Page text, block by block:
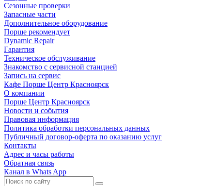
Сезонные проверки
Запасные части
Дополнительное оборудование
Порше рекомендует
Dynamic Repair
Гарантия
Техническое обслуживание
Знакомство с сервисной станцией
Запись на сервис
Кафе Порше Центр Красноярск
О компании
Порше Центр Красноярск
Новости и события
Правовая информация
Политика обработки персональных данных
Публичный договор-оферта по оказанию услуг
Контакты
Адрес и часы работы
Обратная связь
Канал в Whats App